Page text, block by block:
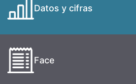
Datos y cifras
Face